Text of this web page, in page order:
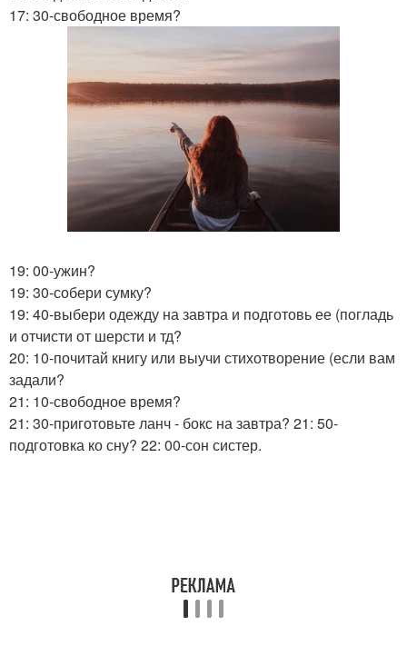
17: 30-свободное время?
19: 00-ужин?
19: 30-собери сумку?
19: 40-выбери одежду на завтра и подготовь ее (погладь
и отчисти от шерсти и тд?
20: 10-почитай книгу или выучи стихотворение (если вам
задали?
21: 10-свободное время?
21: 30-приготовьте ланч - бокс на завтра? 21: 50-
подготовка ко сну? 22: 00-сон систер.